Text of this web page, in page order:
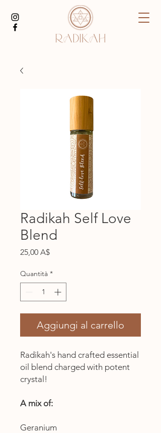
Radikah Self Love
Blend
25,00 A$Prezzo
Quantità *
Aggiungi al carrello
Radikah's hand crafted essential
oil blend charged with potent
crystal!
A mix of:
Geranium